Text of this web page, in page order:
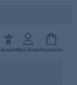
AnsichtMein KontoWarenkorb